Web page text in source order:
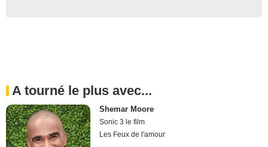
A tourné le plus avec...
Shemar Moore
Sonic 3 le film
Les Feux de l'amour